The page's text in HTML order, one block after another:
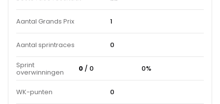
Aantal Grands Prix 1
Aantal sprintraces 0
Sprint
overwinningen 0 / 0 0%
WK-punten 0